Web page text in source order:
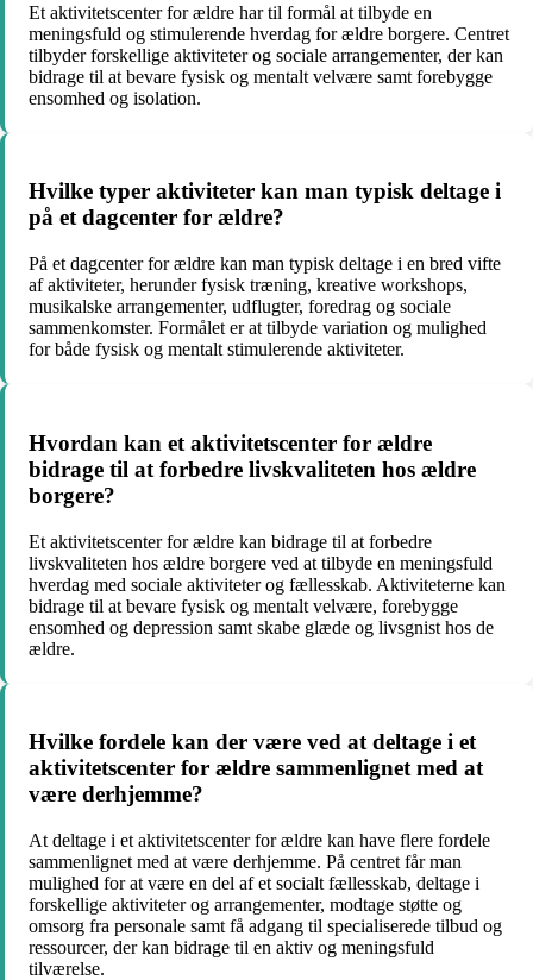
Et aktivitetscenter for ældre har til formål at tilbyde en
meningsfuld og stimulerende hverdag for ældre borgere. Centret
tilbyder forskellige aktiviteter og sociale arrangementer, der kan
bidrage til at bevare fysisk og mentalt velvære samt forebygge
ensomhed og isolation.
Hvilke typer aktiviteter kan man typisk deltage i
på et dagcenter for ældre?
På et dagcenter for ældre kan man typisk deltage i en bred vifte
af aktiviteter, herunder fysisk træning, kreative workshops,
musikalske arrangementer, udflugter, foredrag og sociale
sammenkomster. Formålet er at tilbyde variation og mulighed
for både fysisk og mentalt stimulerende aktiviteter.
Hvordan kan et aktivitetscenter for ældre
bidrage til at forbedre livskvaliteten hos ældre
borgere?
Et aktivitetscenter for ældre kan bidrage til at forbedre
livskvaliteten hos ældre borgere ved at tilbyde en meningsfuld
hverdag med sociale aktiviteter og fællesskab. Aktiviteterne kan
bidrage til at bevare fysisk og mentalt velvære, forebygge
ensomhed og depression samt skabe glæde og livsgnist hos de
ældre.
Hvilke fordele kan der være ved at deltage i et
aktivitetscenter for ældre sammenlignet med at
være derhjemme?
At deltage i et aktivitetscenter for ældre kan have flere fordele
sammenlignet med at være derhjemme. På centret får man
mulighed for at være en del af et socialt fællesskab, deltage i
forskellige aktiviteter og arrangementer, modtage støtte og
omsorg fra personale samt få adgang til specialiserede tilbud og
ressourcer, der kan bidrage til en aktiv og meningsfuld
tilværelse.